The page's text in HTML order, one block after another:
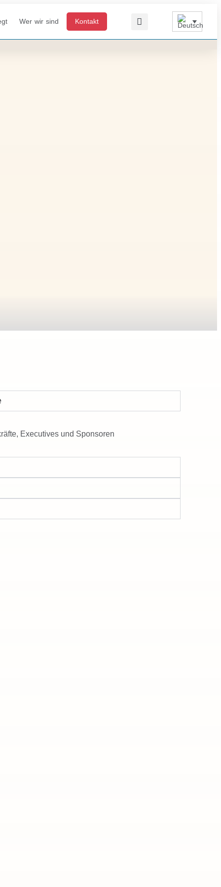
Wer wir sind Kontakt
Executives und Sponsoren